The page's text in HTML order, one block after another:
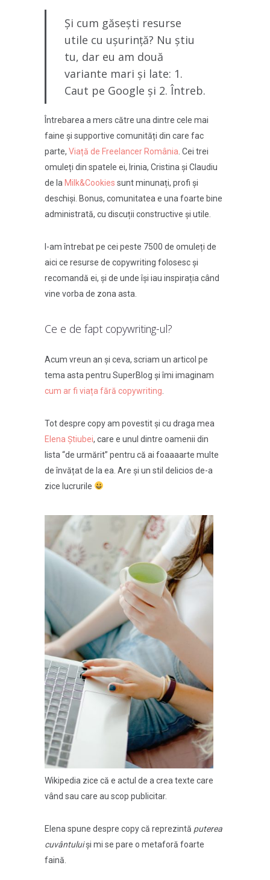
Și cum găsești resurse
utile cu ușurință? Nu știu
tu, dar eu am două
variante mari și late: 1.
Caut pe Google și 2. Întreb.
Întrebarea a mers către una dintre cele mai
faine și supportive comunități din care fac
parte, Viață de Freelancer România . Cei trei
omuleți din spatele ei, Irinia, Cristina și Claudiu
de la Milk&Cookies sunt minunați, profi și
deschiși. Bonus, comunitatea e una foarte bine
administrată, cu discuții constructive și utile.
I-am întrebat pe cei peste 7500 de omuleți de
aici ce resurse de copywriting folosesc și
recomandă ei, și de unde își iau inspirația când
vine vorba de zona asta.
Ce e de fapt copywriting-ul?
Acum vreun an și ceva, scriam un articol pe
tema asta pentru SuperBlog și îmi imaginam
cum ar fi viața fără copywriting
Tot despre copy am povestit și cu draga mea
Elena Știubei, care e unul dintre oamenii din
lista “de urmărit” pentru că ai foaaaarte multe
de învățat de la ea. Are și un stil delicios de-a
zice lucrurile
Wikipedia zice că e actul de a crea texte care
vând sau care au scop publicitar.
Elena spune despre copy că reprezintă puterea
cuvântuluiși mi se pare o metaforă foarte
faină.